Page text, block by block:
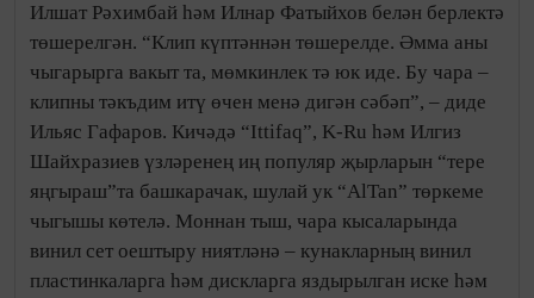
Илшат Рәхимбай һәм Илнар Фатыйхов белән берлектә
төшерелгән. “Клип күптәннән төшерелде. Әмма аны
чыгарырга вакыт та, мөмкинлек тә юк иде. Бу чара –
клипны тәкъдим итү өчен менә дигән сәбәп”, – диде
Ильяс Гафаров. Кичәдә “Ittifaq”, K-Ru һәм Илгиз
Шайхразиев үзләренең иң популяр җырларын “тере
яңгыраш”та башкарачак, шулай ук “AlTan” төркеме
чыгышы көтелә. Моннан тыш, чара кысаларында
винил сет оештыру ниятләнә – кунакларның винил
пластинкаларга һәм дискларга яздырылган иске һәм